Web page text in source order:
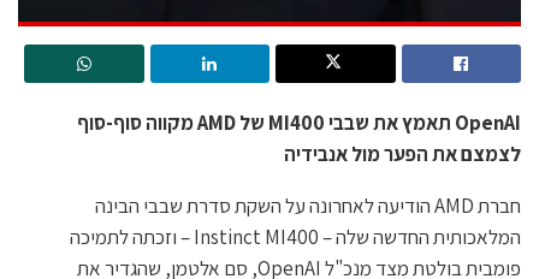
OpenAI תאמץ את שבבי MI400 של AMD מקווה סוף-סוף
לצמצם את הפער מול אנבידיה
חברת AMD הודיעה לאחרונה על השקת סדרת שבבי הבינה
המלאכותית החדשה שלה – Instinct MI400 – וזכתה לתמיכה
פומבית בולטת מצד מנכ"ל OpenAI, סם אלטמן, שהגדיר את